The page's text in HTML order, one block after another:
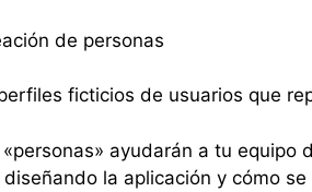
de personas
ficticios de usuarios que
«personas» ayudarán a tu equipo
la aplicación y cómo